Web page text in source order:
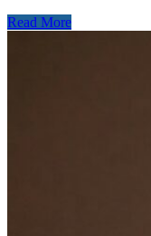
Read More